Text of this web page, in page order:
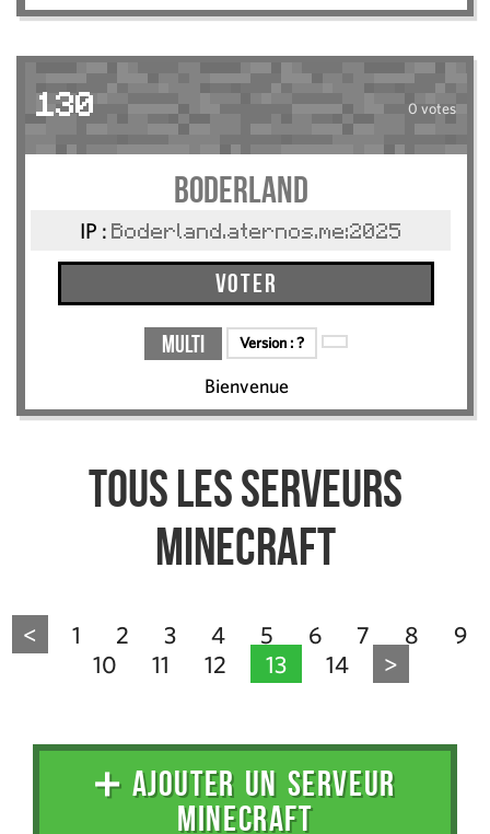
130 0 votes
Boderland
IP : Boderland.aternos.me:2025
Voter
Multi Version :?
Bienvenue
Tous les serveurs
Minecraft
< 1 2 3 4 5 6 7 8
9
10
11 12 13 14 >
➕ AJOUTER UN SERVEUR
MINECRAFT